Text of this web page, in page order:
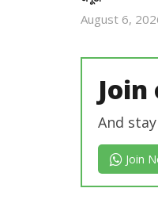
August 6,
And
Join